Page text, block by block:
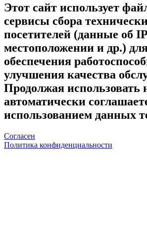
Этот сайт использует
сервисы сбора
посетителей (данные об
местоположении и др.)
обеспечения
улучшения качества
Продолжая использовать
автоматически
использованием данных
Согласен
Политика конфиденциальности